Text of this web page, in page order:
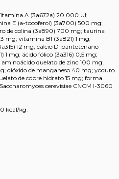
A (3a672a) 20.000 UI;
E (a-tocoferol) (3a700) 500 mg;
de colina (3a890) 700 mg; taurina
vitamina B1 (3a821) 1 mg;
12 mg; calcio D-pantotenano
1 mg; ácido fólico (3a316) 0,5 mg;
quelato de zinc 100 mg;
dióxido de manganeso 40 mg; yoduro
de cobre hidrato 15 mg; forma
cerevisiae CNCM I-3060
kcal/kg.